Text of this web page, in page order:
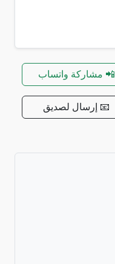
📲 مشاركة واتساب
📧 إرسال لصديق